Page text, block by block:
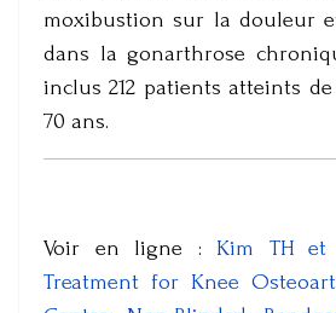
moxibustion sur la douleur
dans la gonarthrose
inclus 212 patients atteints
70 ans.
Voir en ligne : Kim TH et
Treatment for Knee